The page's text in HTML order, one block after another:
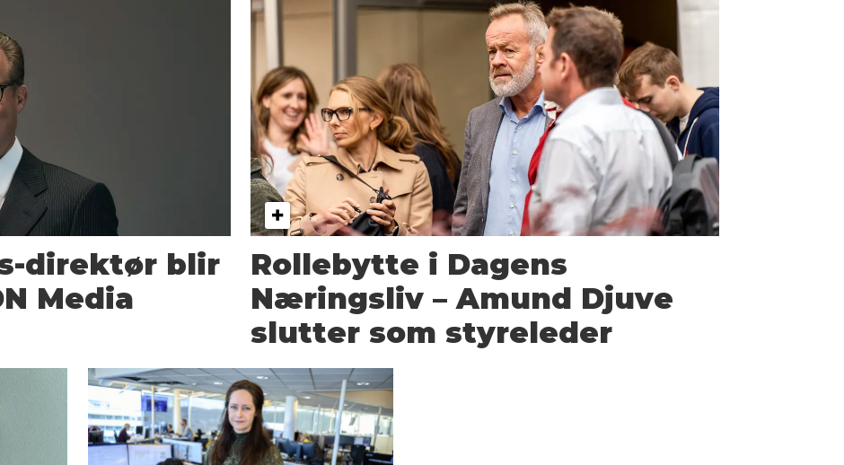
direktør blir
Media
Rollebytte i Dagens
Næringsliv – Amund Djuve
slutter som styreleder